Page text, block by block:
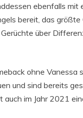
ebenfalls mit
bereit, das
über
ohne
und sind bereits
auch im Jahr 2021